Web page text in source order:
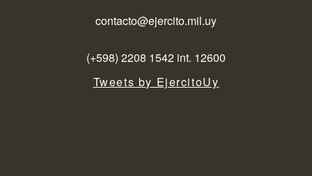
contacto@ejercito.mil.uy
(+598) 2208 1542 int. 12600
Tweets by EjercitoUy